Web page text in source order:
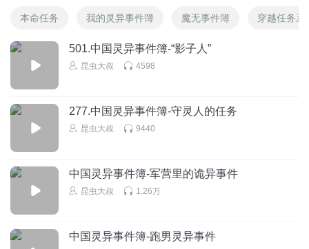
本命任务 我的灵异事件簿 魔无事件簿 穿越任务系
501.中国灵异事件簿-“影子人”
昆虫大叔 4598
277.中国灵异事件簿-守灵人的任务
昆虫大叔 9440
中国灵异事件簿-军营里的诡异事件
昆虫大叔 1.26万
中国灵异事件簿-跑男灵异事件